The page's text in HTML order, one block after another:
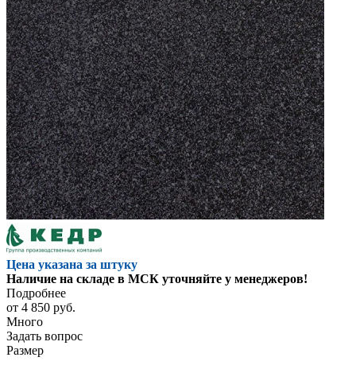
Цена указана за штуку
Наличие на складе в МСК уточняйте у менеджеров!
Подробнее
от 4 850 руб.
Много
Задать вопрос
Размер